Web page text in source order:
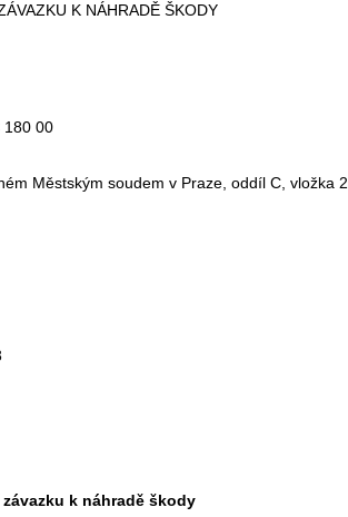
K NÁHRADĚ ŠKODY
180 00
Městským soudem v Praze, oddíl C, vložka
k náhradě škody